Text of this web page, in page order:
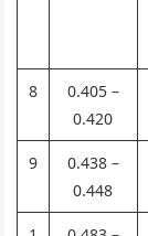
8
0.405 –
0.420
9
0.438 –
0.448